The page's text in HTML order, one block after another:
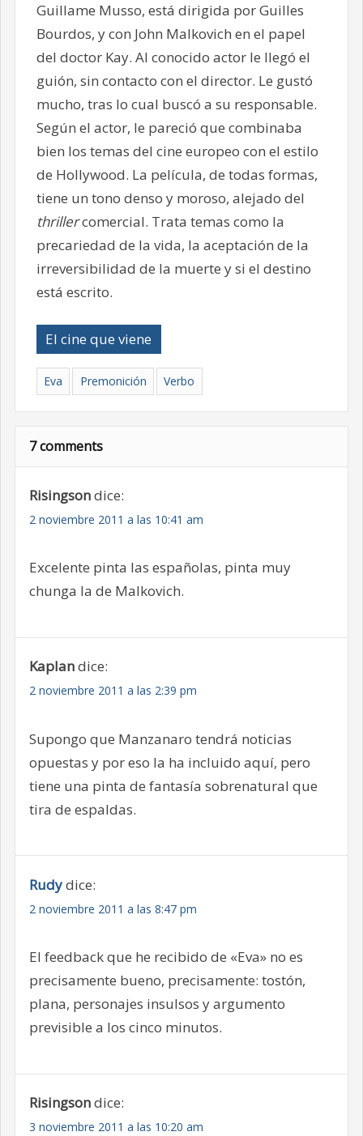
Guillame Musso, está dirigida por Guilles
Bourdos, y con John Malkovich en el papel
del doctor Kay. Al conocido actor le llegó el
guión, sin contacto con el director. Le gustó
mucho, tras lo cual buscó a su responsable.
Según el actor, le pareció que combinaba
bien los temas del cine europeo con el estilo
de Hollywood. La película, de todas formas,
tiene un tono denso y moroso, alejado del
thrillercomercial. Trata temas como la
precariedad de la vida, la aceptación de la
irreversibilidad de la muerte y si el destino
está escrito.
El cine que viene
Eva Premonición Verbo
7 comments
Risingsondice:
2 noviembre 2011 a las 10:41 am
Excelente pinta las españolas, pinta muy
chunga la de Malkovich.
Kaplandice:
2 noviembre 2011 a las 2:39 pm
Supongo que Manzanaro tendrá noticias
opuestas y por eso la ha incluido aquí, pero
tiene una pinta de fantasía sobrenatural que
tira de espaldas.
Rudydice:
2 noviembre 2011 a las 8:47 pm
El feedback que he recibido de «Eva» no es
precisamente bueno, precisamente: tostón,
plana, personajes insulsos y argumento
previsible a los cinco minutos.
Risingsondice:
3 noviembre 2011 a las 10:20 am